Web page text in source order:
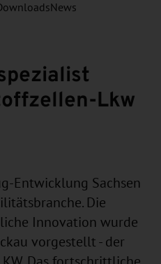
News
Lkw
Entwicklung Sachsen
Die
Innovation wurde
vorgestellt - der